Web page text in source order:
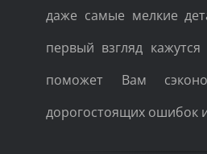
даже самые мелкие
первый взгляд
поможет Вам
дорогостоящих ошибок